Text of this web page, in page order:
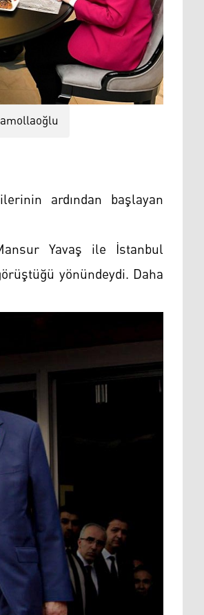
ardından başlayan
Yavaş ile İstanbul
yönündeydi. Daha